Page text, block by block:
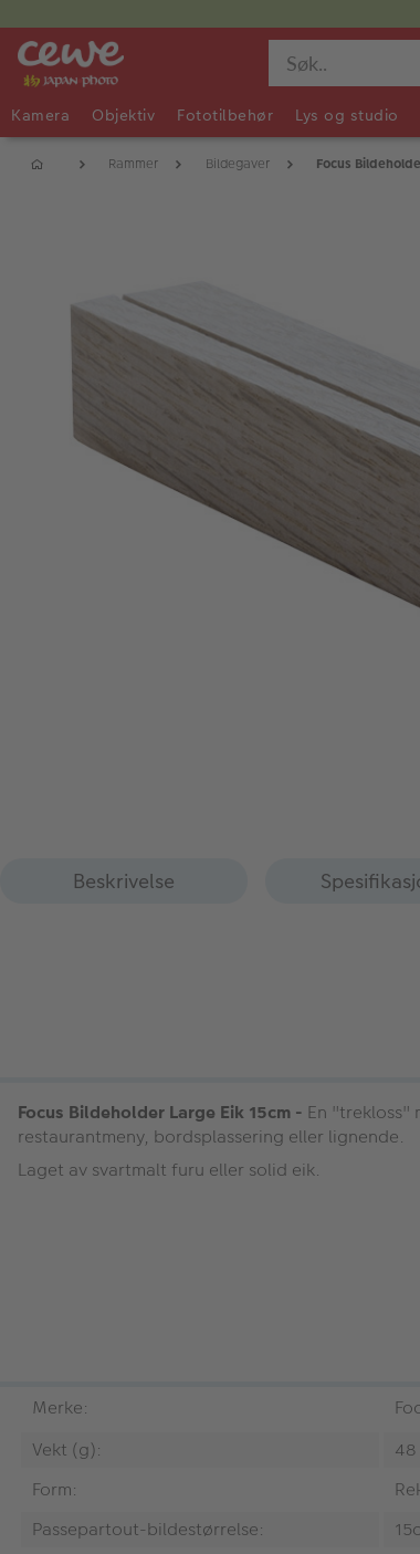
Kamera Objektiv Fototilbehør Lys og studio
Rammer Bildegaver Focus
Beskrivelse
Focus Bildeholder Large Eik 15cm - En "trekloss"
restaurantmeny, bordsplassering eller lignende.
Laget av svartmalt furu eller solid eik.
Merke:
Vekt (g):
48
Form:
Passepartout-bildestørrelse: